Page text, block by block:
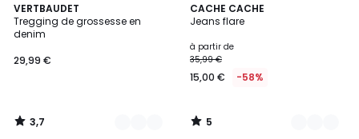
VERTBAUDET
Tregging de grossesse en
denim
29,99 €
3,7
/ 5
5
Couleurs
3,7
/
CACHE CACHE
Jeans flare
à partir de
35,99 €
15,00 € -58%
5
/
4
Couleurs
5
/